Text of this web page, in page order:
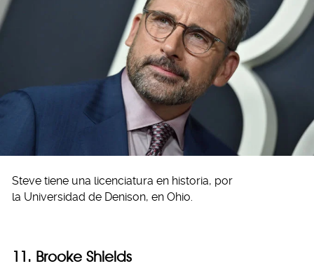
Steve tiene una licenciatura en historia, por
la Universidad de Denison, en Ohio.
11. Brooke Shields